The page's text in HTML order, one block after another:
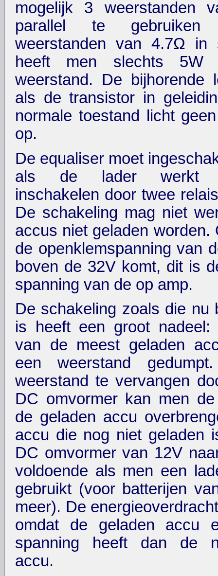
mogelijk 3 weerstanden
parallel te
weerstanden van 4.7Ω in
heeft men slechts 5W
weerstand. De bijhorende
als de transistor in
normale toestand licht
op.
De equaliser moet
als de lader werkt
inschakelen door twee
De schakeling mag niet
accus niet geladen worden.
de openklemspanning van
boven de 32V komt, dit is
spanning van de op amp.
De schakeling zoals die nu
is heeft een groot nadeel:
van de meest geladen
een weerstand
weerstand te vervangen
DC omvormer kan men
de geladen accu
accu die nog niet geladen
DC omvormer van 12V
voldoende als men een
gebruikt (voor batterijen
meer). De
omdat de geladen accu
spanning heeft dan de
accu.